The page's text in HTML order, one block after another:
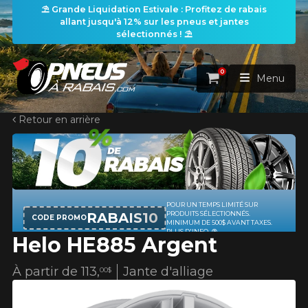
⛱️ Grande Liquidation Estivale : Profitez de rabais
allant jusqu'à 12% sur les pneus et jantes
sélectionnés ! ⛱️
ACCUEIL
PNEUS
RECHERCHE DE PNEUS VOIR TOUT
Rechercher par
Par dimensions Par véhicule
Recherche par dimensions
ROUES
RECHERCHE DE ROUES
ENSEMBLES
RECHERCHE D'ENSEMBLES
PROMOTIONS
Panier
0
Menu
Retour en arrière
Helo HE885 Argent
Jante d'alliage
À partir de113,00$
CODE PROMORABAIS10
POUR UN TEMPS LIMITÉ SUR
PRODUITS SÉLECTIONNÉS.
MINIMUM DE 500$ AVANT TAXES.
PLUS D'INFO